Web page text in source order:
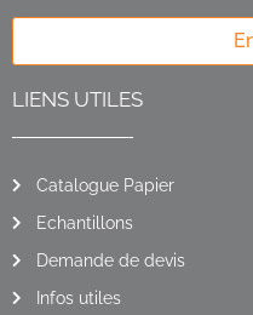
LIENS UTILES
Catalogue Papier
Echantillons
Demande de devis
Infos utiles